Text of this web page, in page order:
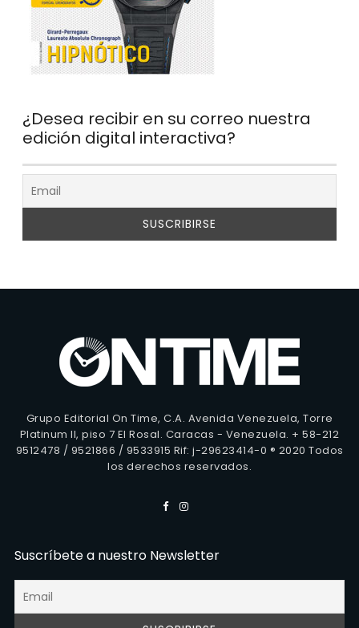
¿Desea recibir en su correo nuestra
edición digital interactiva?
Grupo Editorial On Time, C.A. Avenida Venezuela, Torre
Platinum II, piso 7 El Rosal. Caracas - Venezuela. + 58-212
9512478 / 9521866 / 9533915 Rif: j-29623414-0 ® 2020 Todos
los derechos reservados.
Suscríbete a nuestro Newsletter